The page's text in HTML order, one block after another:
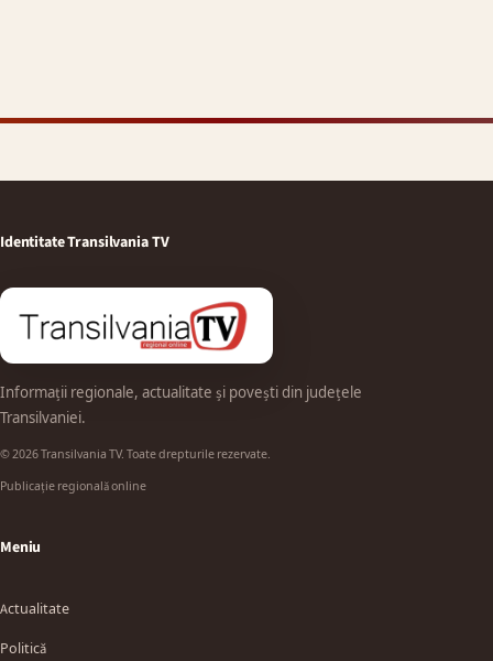
Identitate Transilvania TV
Informații regionale, actualitate și povești din județele
Transilvaniei.
© 2026 Transilvania TV. Toate drepturile rezervate.
Publicație regională online
Meniu
Actualitate
Politică